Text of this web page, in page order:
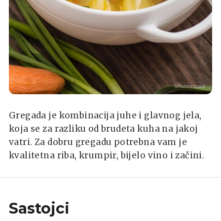
Shutterstock
Gregada je kombinacija juhe i glavnog jela,
koja se za razliku od brudeta kuha na jakoj
vatri. Za dobru gregadu potrebna vam je
kvalitetna riba, krumpir, bijelo vino i začini.
Sastojci